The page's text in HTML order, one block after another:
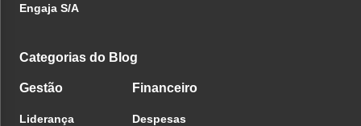
Engaja S/A
Categorias do Blog
Gestão
Liderança
Financeiro
Despesas